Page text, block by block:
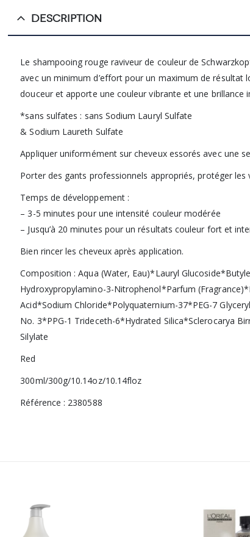
DESCRIPTION
Le shampooing rouge raviveur de couleur de
avec un minimum d’effort pour un maximum de
douceur et apporte une couleur vibrante et une brillance
*sans sulfates : sans Sodium Lauryl Sulfate
& Sodium Laureth Sulfate
Appliquer uniformément sur cheveux essorés avec une
Porter des gants professionnels appropriés, protéger
Temps de développement :
– 3-5 minutes pour une intensité couleur modérée
– Jusqu’à 20 minutes pour un résultats couleur fort et
Bien rincer les cheveux après application.
Composition : Aqua (Water, Eau)*Lauryl
Hydroxypropylamino-3-Nitrophenol*Parfum
Acid*Sodium Chloride*Polyquaternium-37*PEG-7
No. 3*PPG-1 Trideceth-6*Hydrated Silica*Sclerocarya
Silylate
Red
300ml/300g/10.14oz/10.14floz
Référence : 2380588